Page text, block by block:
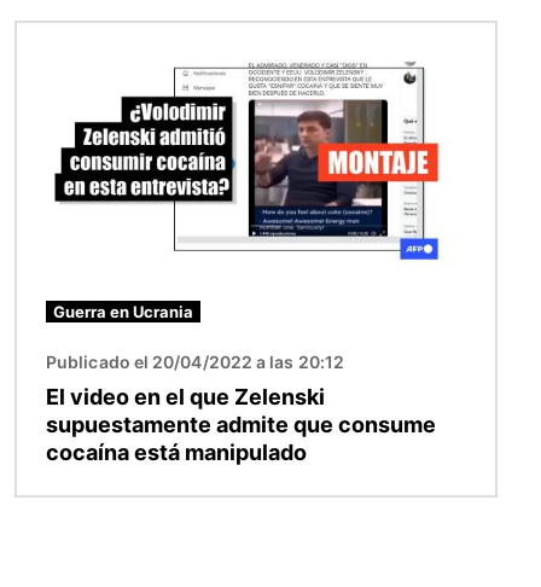
Guerra en Ucrania
Publicado el 20/04/2022 a las 20:12
El video en el que Zelenski
supuestamente admite que consume
cocaína está manipulado